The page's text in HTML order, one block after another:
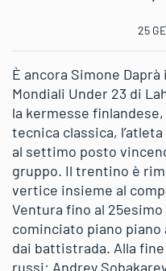
25
È ancora Simone
Mondiali Under 23 di
la kermesse
tecnica classica,
al settimo posto
gruppo. Il trentino è
vertice insieme al
Ventura fino al
cominciato piano piano
dai battistrada. Alla
russi: Andrey